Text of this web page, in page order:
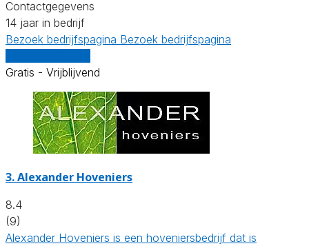
Contactgegevens
14 jaar in bedrijf
Bezoek bedrijfspagina Bezoek bedrijfspagina
Gratis - Vrijblijvend
3.Alexander Hoveniers
8.4
(9)
Alexander Hoveniers is een hoveniersbedrijf dat is